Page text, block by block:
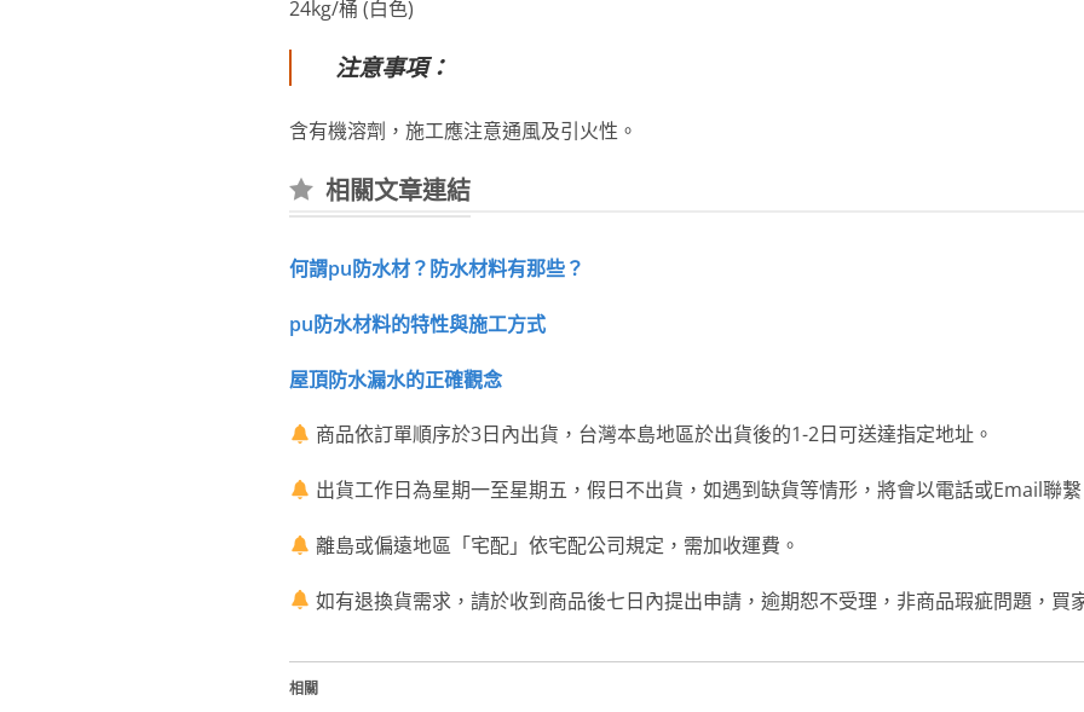
24kg/桶 (白色)
注意事項：
含有機溶劑，施工應注意通風及引火性。
相關文章連結
何謂pu防水材？防水材料有那些？
pu防水材料的特性與施工方式
屋頂防水漏水的正確觀念
商品依訂單順序於3日內出貨，台灣本島地區於出貨後的1-2日可送達指定地址。
出貨工作日為星期一至星期五，假日不出貨，如遇到缺貨等情形，將會以電話或Email聯
離島或偏遠地區「宅配」依宅配公司規定，需加收運費。
如有退換貨需求，請於收到商品後七日內提出申請，逾期恕不受理，非商品瑕疵問題，買
相關